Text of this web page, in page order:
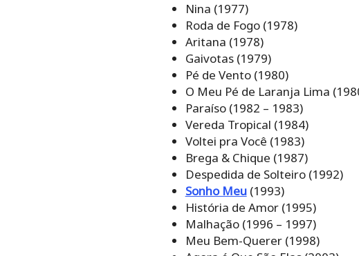
Nina (1977)
Roda de Fogo (1978)
Aritana (1978)
Gaivotas (1979)
Pé de Vento (1980)
O Meu Pé de Laranja Lima
Paraíso (1982 – 1983)
Vereda Tropical (1984)
Voltei pra Você (1983)
Brega & Chique (1987)
Despedida de Solteiro (1992)
Sonho Meu(1993)
História de Amor (1995)
Malhação (1996 – 1997)
Meu Bem-Querer (1998)